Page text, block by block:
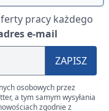
pracy każdego
e-mail
ZAPISZ
osobowych przez
a tym samym wysyłania
zgodnie z